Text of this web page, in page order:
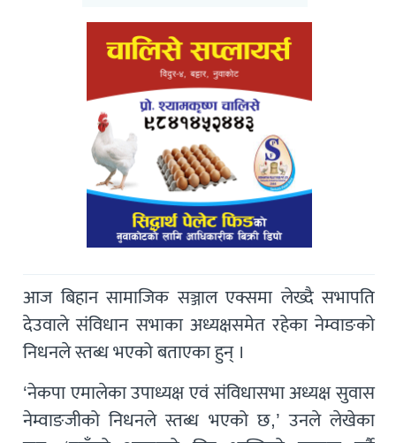
आज बिहान सामाजिक सञ्जाल एक्समा लेख्दै सभापति
देउवाले संविधान सभाका अध्यक्षसमेत रहेका नेम्वाङको
निधनले स्तब्ध भएको बताएका हुन् ।
‘नेकपा एमालेका उपाध्यक्ष एवं संविधासभा अध्यक्ष सुवास
नेम्वाङजीको निधनले स्तब्ध भएको छ,’ उनले लेखेका